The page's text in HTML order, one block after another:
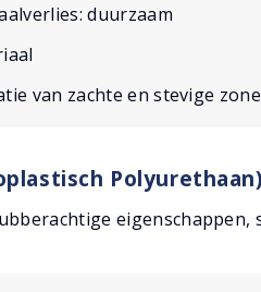
duurzaam
van zachte en stevige
Polyurethaan)
eigenschappen,